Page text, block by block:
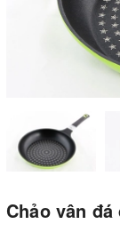
Chảo vân đá